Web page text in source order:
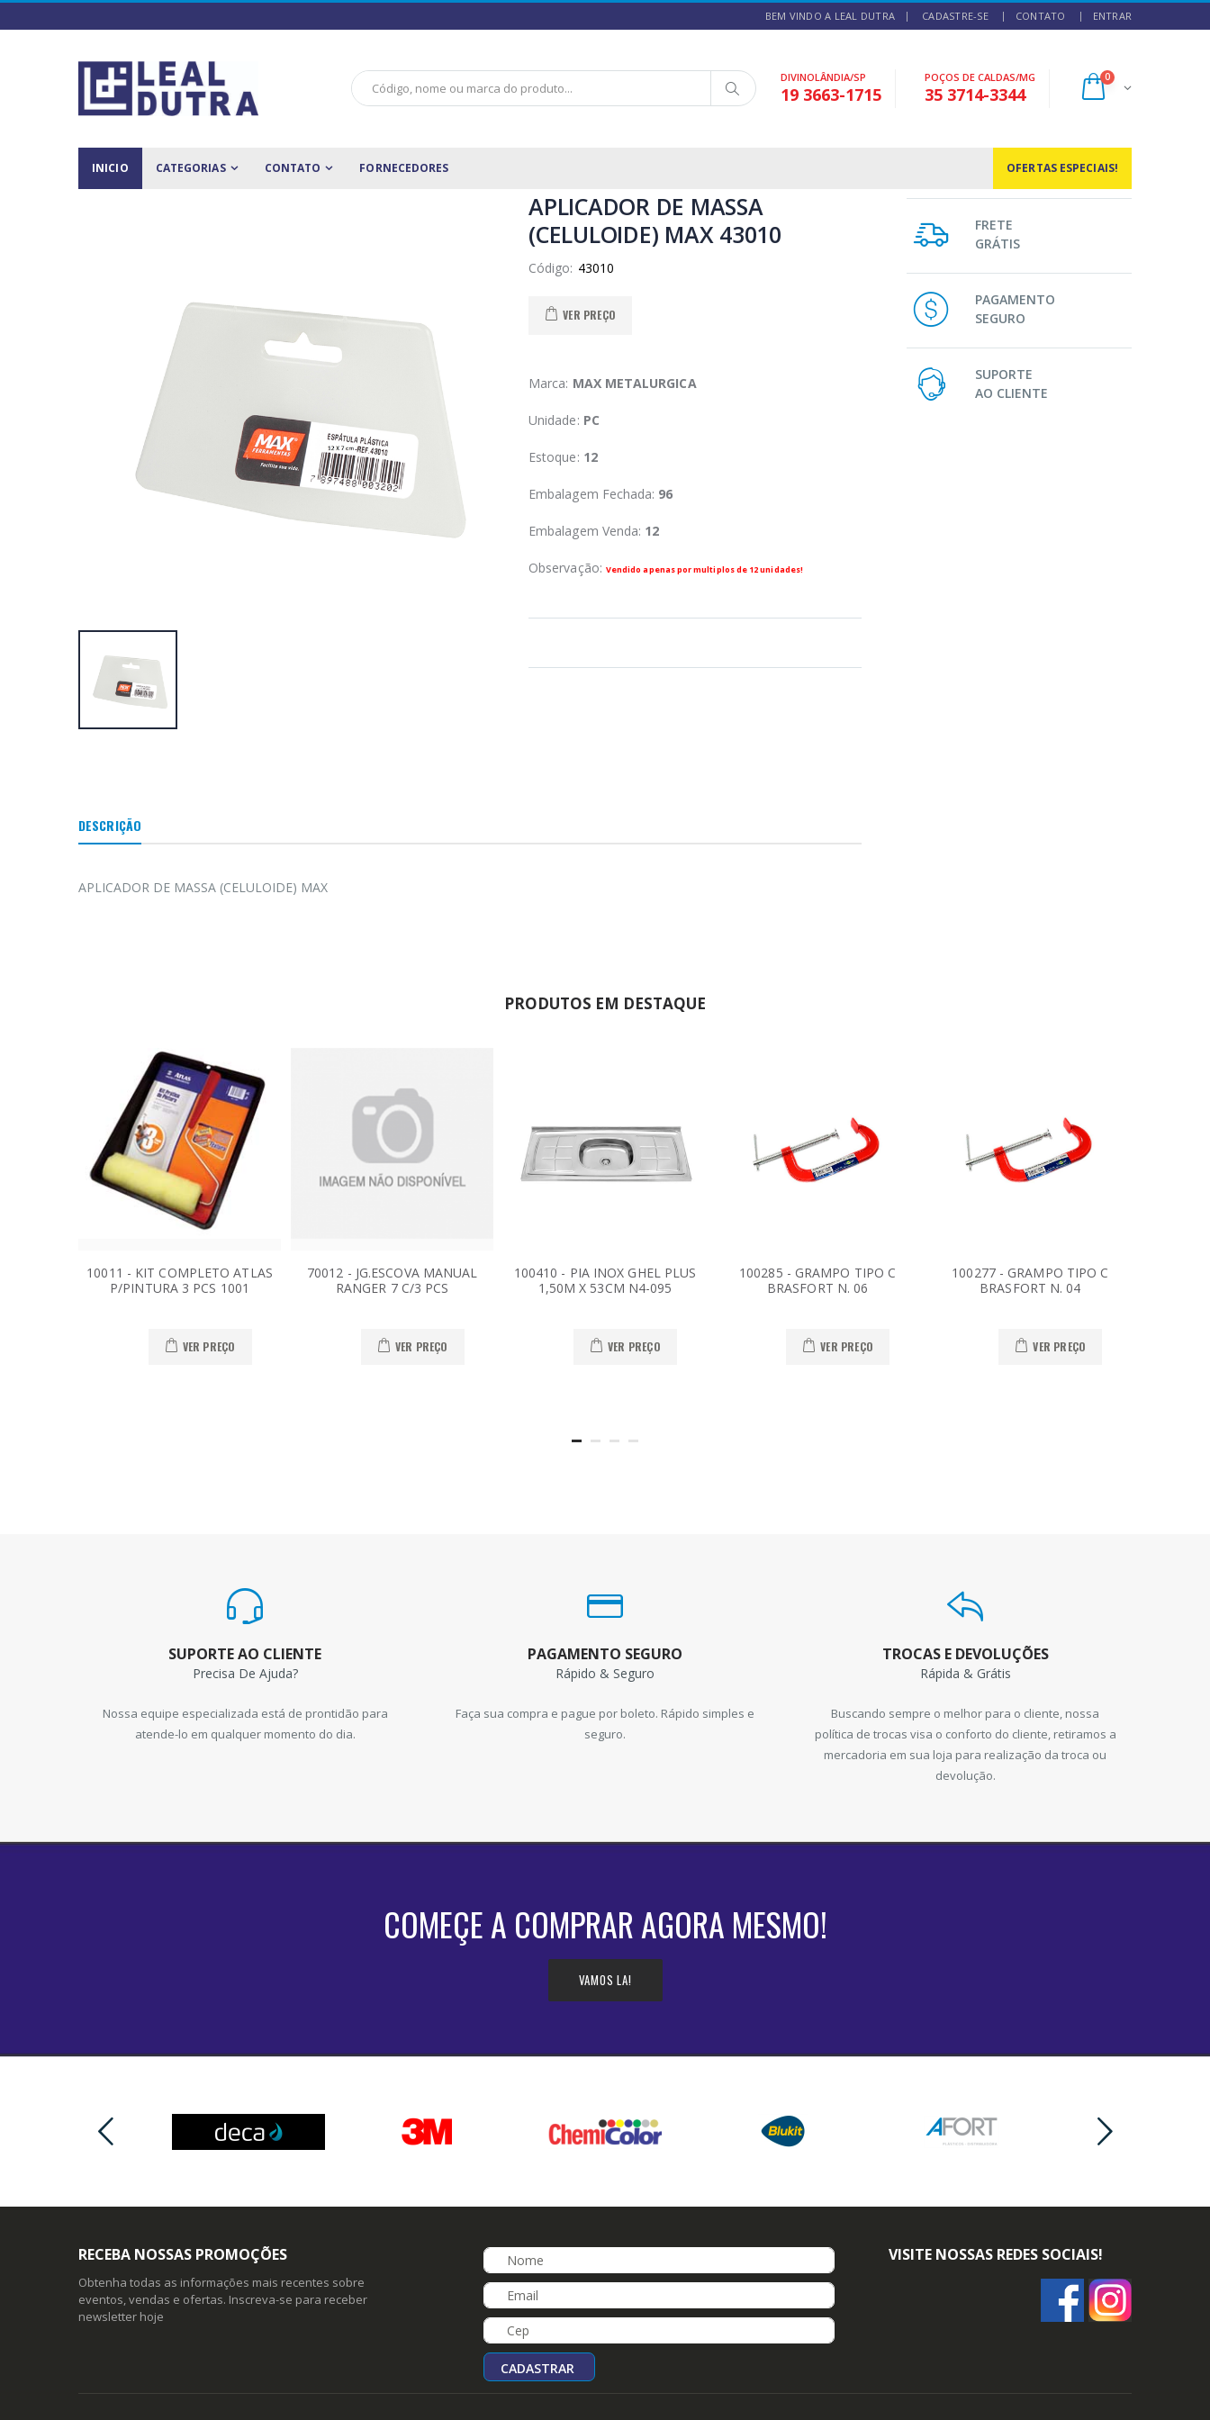
BEM VINDO A LEAL DUTRA CADASTRE-SE CONTATO ENTRAR
DIVINOLÂNDIA/SP
19 3663-1715
POÇOS DE CALDAS/MG
35 3714-3344
0
INICIO CATEGORIAS CONTATO FORNECEDORES OFERTAS ESPECIAIS!
APLICADOR DE MASSA
(CELULOIDE) MAX 43010
Código:
VER PREÇO
Marca: MAX METALURGICA
Unidade: PC
Estoque: 12
Embalagem Fechada: 96
Embalagem Venda: 12
Observação: Vendido apenas por multiplos de 12 unidades!
DESCRIÇÃO
APLICADOR DE MASSA (CELULOIDE) MAX
FRETE
GRÁTIS
PAGAMENTO
SEGURO
SUPORTE
AO CLIENTE
PRODUTOS EM DESTAQUE
10011 - KIT COMPLETO ATLAS
P/PINTURA 3 PCS 1001
VER PREÇO
70012 - JG.ESCOVA MANUAL
RANGER 7 C/3 PCS
VER PREÇO
100410 - PIA INOX GHEL PLUS
1,50M X 53CM N4-095
VER PREÇO
100285 - GRAMPO TIPO C
BRASFORT N. 06
VER PREÇO
100277 - GRAMPO TIPO C
BRASFORT N. 04
VER PREÇO
SUPORTE AO CLIENTE
Precisa De Ajuda?
Nossa equipe especializada está de prontidão para
atende-lo em qualquer momento do dia.
PAGAMENTO SEGURO
Rápido & Seguro
Faça sua compra e pague por boleto. Rápido simples e
seguro.
TROCAS E DEVOLUÇÕES
Rápida & Grátis
Buscando sempre o melhor para o cliente, nossa
política de trocas visa o conforto do cliente, retiramos a
mercadoria em sua loja para realização da troca ou
devolução.
COMEÇE A COMPRAR AGORA MESMO!
VAMOS LA!
RECEBA NOSSAS PROMOÇÕES
Obtenha todas as informações mais recentes sobre
eventos, vendas e ofertas. Inscreva-se para receber
newsletter hoje
CADASTRAR
VISITE NOSSAS REDES SOCIAIS!